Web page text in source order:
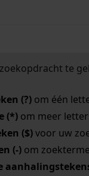
te
(?)om één
(*)om meer
($)voor uw
(-)om